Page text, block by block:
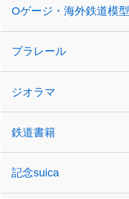
Oゲージ・海外鉄道模型
プラレール
ジオラマ
鉄道書籍
記念suica